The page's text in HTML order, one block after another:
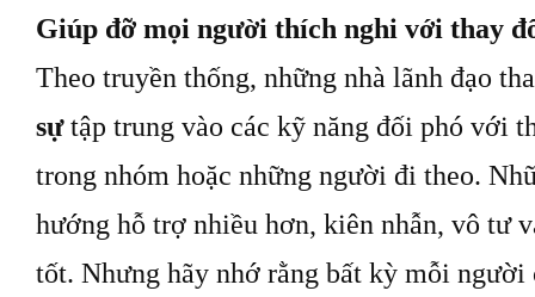
Giúp đỡ mọi người thích nghi với thay
Theo truyền thống, những nhà lãnh đạo
sựtập trung vào các kỹ năng đối phó với
trong nhóm hoặc những người đi theo.
hướng hỗ trợ nhiều hơn, kiên nhẫn, vô tư
tốt. Nhưng hãy nhớ rằng bất kỳ mỗi